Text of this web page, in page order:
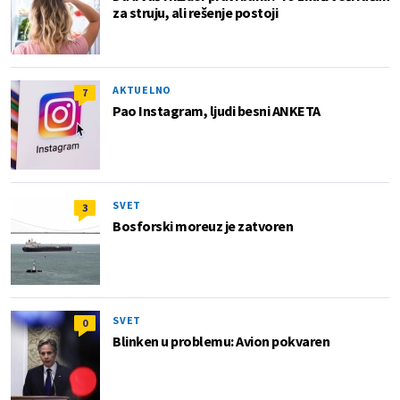
za struju, ali rešenje postoji
7 AKTUELNO
Pao Instagram, ljudi besni ANKETA
3 SVET
Bosforski moreuz je zatvoren
0 SVET
Blinken u problemu: Avion pokvaren